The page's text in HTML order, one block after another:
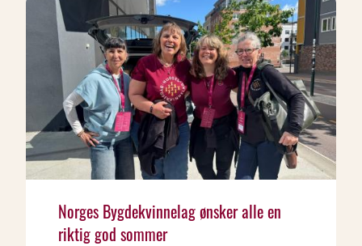
Norges Bygdekvinnelag ønsker alle en
riktig god sommer